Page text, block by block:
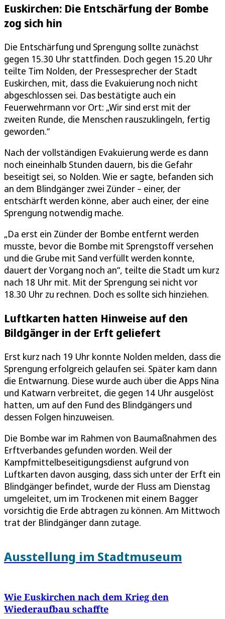
Euskirchen: Die Entschärfung der Bombe
zog sich hin
Die Entschärfung und Sprengung sollte zunächst
gegen 15.30 Uhr stattfinden. Doch gegen 15.20 Uhr
teilte Tim Nolden, der Pressesprecher der Stadt
Euskirchen, mit, dass die Evakuierung noch nicht
abgeschlossen sei. Das bestätigte auch ein
Feuerwehrmann vor Ort: „Wir sind erst mit der
zweiten Runde, die Menschen rauszuklingeln, fertig
geworden.“
Nach der vollständigen Evakuierung werde es dann
noch eineinhalb Stunden dauern, bis die Gefahr
beseitigt sei, so Nolden. Wie er sagte, befanden sich
an dem Blindgänger zwei Zünder – einer, der
entschärft werden könne, aber auch einer, der eine
Sprengung notwendig mache.
„Da erst ein Zünder der Bombe entfernt werden
musste, bevor die Bombe mit Sprengstoff versehen
und die Grube mit Sand verfüllt werden konnte,
dauert der Vorgang noch an“, teilte die Stadt um kurz
nach 18 Uhr mit. Mit der Sprengung sei nicht vor
18.30 Uhr zu rechnen. Doch es sollte sich hinziehen.
Luftkarten hatten Hinweise auf den
Bildgänger in der Erft geliefert
Erst kurz nach 19 Uhr konnte Nolden melden, dass die
Sprengung erfolgreich gelaufen sei. Später kam dann
die Entwarnung. Diese wurde auch über die Apps Nina
und Katwarn verbreitet, die gegen 14 Uhr ausgelöst
hatten, um auf den Fund des Blindgängers und
dessen Folgen hinzuweisen.
Die Bombe war im Rahmen von Baumaßnahmen des
Erftverbandes gefunden worden. Weil der
Kampfmittelbeseitigungsdienst aufgrund von
Luftkarten davon ausging, dass sich unter der Erft ein
Blindgänger befindet, wurde der Fluss am Dienstag
umgeleitet, um im Trockenen mit einem Bagger
vorsichtig die Erde abtragen zu können. Am Mittwoch
trat der Blindgänger dann zutage.
Ausstellung im Stadtmuseum
Wie Euskirchen nach dem Krieg den
Wiederaufbau schaffte